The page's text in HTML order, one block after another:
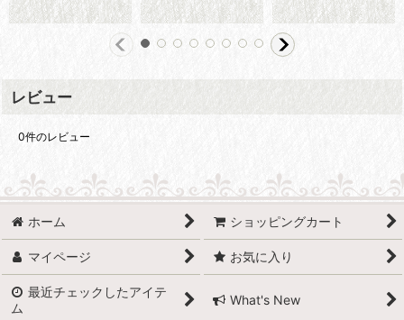
レビュー
0件のレビュー
ホーム ショッピングカート
マイページ お気に入り
最近チェックしたアイテ
ム
What's New